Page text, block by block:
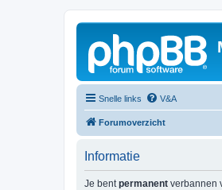
Snelle links V&A
Forumoverzicht
Informatie
Je bentpermanent verbannen